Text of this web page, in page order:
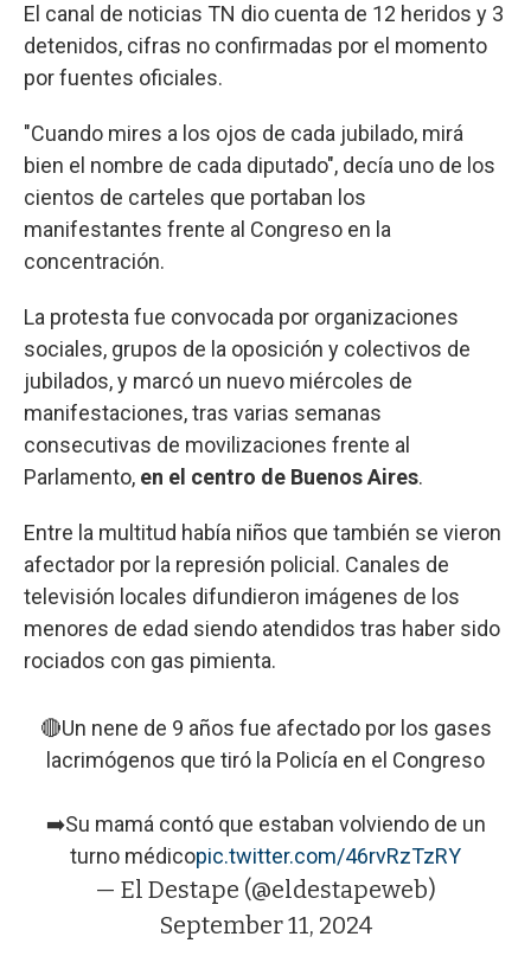
El canal de noticias TN dio cuenta de 12 heridos y 3
detenidos, cifras no confirmadas por el momento
por fuentes oficiales.
"Cuando mires a los ojos de cada jubilado, mirá
bien el nombre de cada diputado", decía uno de los
cientos de carteles que portaban los
manifestantes frente al Congreso en la
concentración.
La protesta fue convocada por organizaciones
sociales, grupos de la oposición y colectivos de
jubilados, y marcó un nuevo miércoles de
manifestaciones, tras varias semanas
consecutivas de movilizaciones frente al
Parlamento, en el centro de Buenos Aires.
Entre la multitud había niños que también se vieron
afectador por la represión policial. Canales de
televisión locales difundieron imágenes de los
menores de edad siendo atendidos tras haber sido
rociados con gas pimienta.
🔴Un nene de 9 años fue afectado por los gases
lacrimógenos que tiró la Policía en el Congreso
➡️Su mamá contó que estaban volviendo de un
turno médicopic.twitter.com/46rvRzTzRY
— El Destape (@eldestapeweb)
September 11, 2024